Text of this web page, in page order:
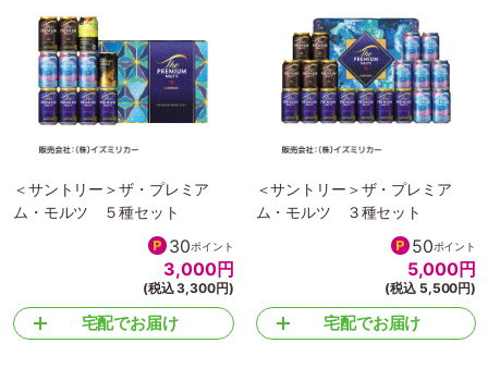
＜サントリー＞ザ・プレミア
ム・モルツ ５種セット
30ポイント
3,000円
(税込 3,300円)
宅配でお届け
＜サントリー＞ザ・プレミア
ム・モルツ ３種セット
50ポイント
5,000円
(税込 5,500円)
宅配でお届け